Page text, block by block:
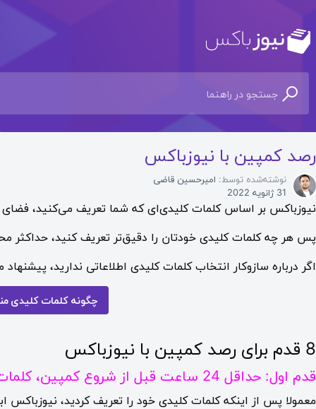
رصد کمپین‌ با نیوزباکس
نوشته‌شده توسط: امیرحسین قاضی
31 ژانویه 2022
نیوزباکس بر اساس کلمات کلیدی‌ای که شما تعریف می‌کنید،
پس هر چه کلمات کلیدی خودتان را دقیق‌تر تعریف کنید، حداکثر
اگر درباره سازوکار انتخاب کلمات کلیدی اطلاعاتی ندارید،
چگونه کلمات کلیدی
8 قدم برای رصد کمپین‌ با نیوزباکس
قدم اول: حداقل 24 ساعت قبل از شروع کمپین، کلمات کلیدی خود را تعریف کنید.